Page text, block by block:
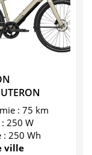
: 75 km
250 W
: 250 Wh
ville